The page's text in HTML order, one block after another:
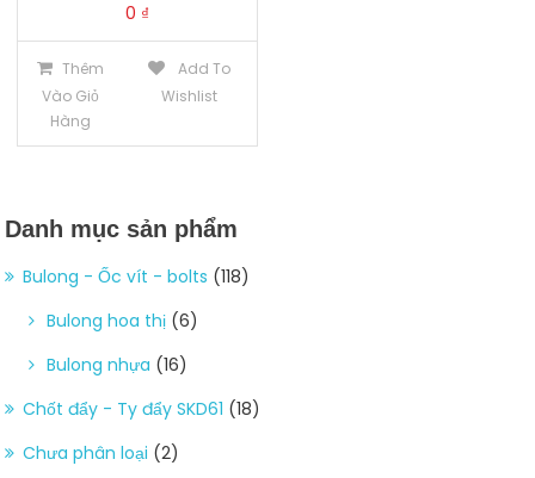
0 ₫
Thêm
Vào Giỏ
Hàng
Add To
Wishlist
Danh mục sản phẩm
Bulong - Ốc vít - bolts (118)
Bulong hoa thị (6)
Bulong nhựa (16)
Chốt đẩy - Ty đẩy SKD61 (18)
Chưa phân loại (2)